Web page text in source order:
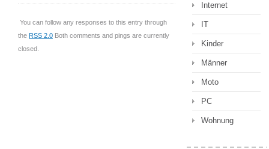
You can follow any responses to this entry through
the RSS 2.0 Both comments and pings are currently
closed.
Internet
IT
Kinder
Männer
Moto
PC
Wohnung